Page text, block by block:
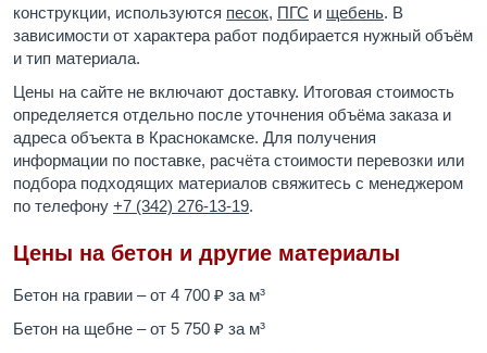
конструкции, используются песок, ПГС и щебень. В
зависимости от характера работ подбирается нужный объём
и тип материала.
Цены на сайте не включают доставку. Итоговая стоимость
определяется отдельно после уточнения объёма заказа и
адреса объекта в Краснокамске. Для получения
информации по поставке, расчёта стоимости перевозки или
подбора подходящих материалов свяжитесь с менеджером
по телефону +7 (342) 276-13-19.
Цены на бетон и другие материалы
Бетон на гравии – от 4 700 ₽ за м³
Бетон на щебне – от 5 750 ₽ за м³